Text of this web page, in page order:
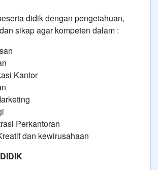
didik dengan pengetahuan,
sikap agar kompeten dalam :
Kantor
Perkantoran
dan kewirusahaan